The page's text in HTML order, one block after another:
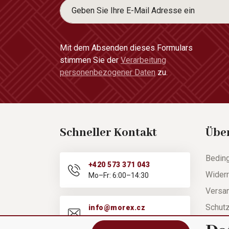
Mit dem Absenden dieses Formulars
stimmen Sie der Verarbeitung
personenbezogener Daten zu.
Schneller Kontakt
+420 573 371 043
Mo–Fr: 6:00–14:30
info@morex.cz
Mo–Fr: 6:00–14:30
Hilfe